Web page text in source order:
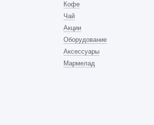
Кофе
Чай
Акции
Оборудование
Аксессуары
Мармелад